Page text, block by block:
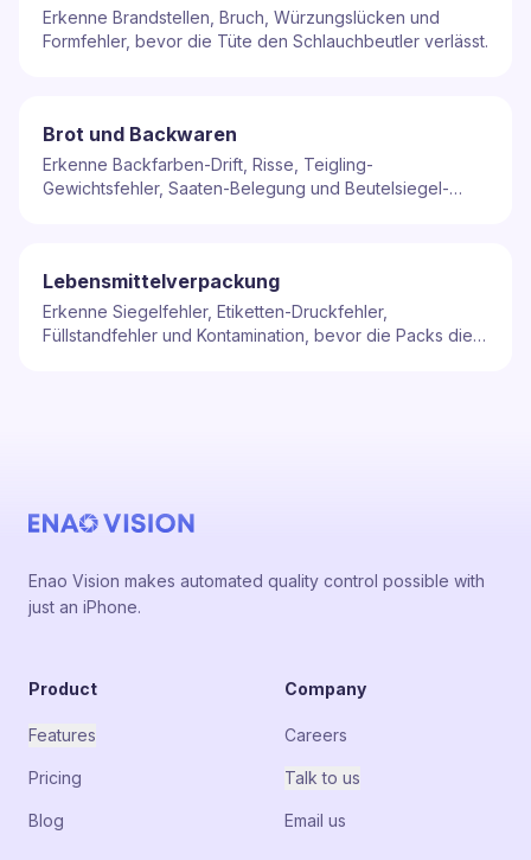
Erkenne Brandstellen, Bruch, Würzungslücken und
Formfehler, bevor die Tüte den Schlauchbeutler verlässt.
Brot und Backwaren
Erkenne Backfarben-Drift, Risse, Teigling-
Gewichtsfehler, Saaten-Belegung und Beutelsiegel-
Lebensmittelverpackung
Erkenne Siegelfehler, Etiketten-Druckfehler,
Füllstandfehler und Kontamination, bevor die Packs die
Enao Vision makes automated quality control possible with
just an iPhone.
Product
Features
Pricing
Blog
Company
Careers
Talk to us
Email us